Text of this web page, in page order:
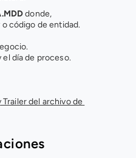
donde,
o código de entidad.
el día de proceso.
del archivo de